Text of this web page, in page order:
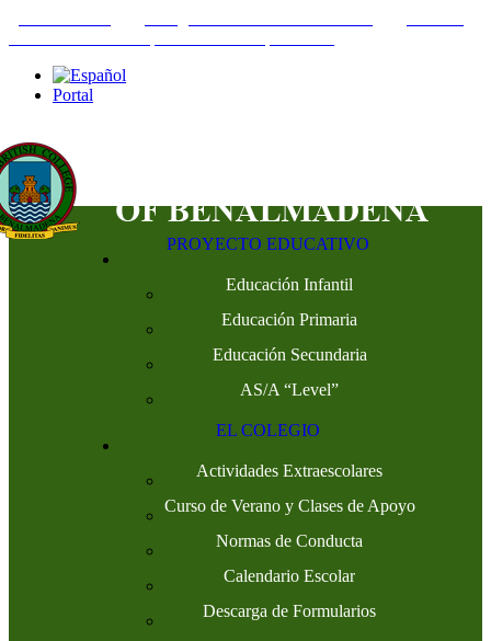
Portal
PROYECTO EDUCATIVO
Educación Infantil
Educación Primaria
Educación Secundaria
AS/A “Level”
EL COLEGIO
Actividades Extraescolares
Curso de Verano y Clases de Apoyo
Normas de Conducta
Calendario Escolar
Descarga de Formularios